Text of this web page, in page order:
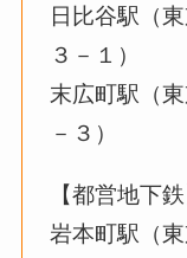
日比谷駅（
３－１）
末広町駅（
－３）
【都営地下鉄
岩本町駅（